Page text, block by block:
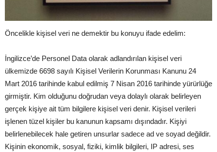
Öncelikle kişisel veri ne demektir bu konuyu ifade edelim:
İngilizce’de Personel Data olarak adlandırılan kişisel veri
ülkemizde 6698 sayılı Kişisel Verilerin Korunması Kanunu 24
Mart 2016 tarihinde kabul edilmiş 7 Nisan 2016 tarihinde yürürlüğe
girmiştir. Kim olduğunu doğrudan veya dolaylı olarak belirleyen
gerçek kişiye ait tüm bilgilere kişisel veri denir. Kişisel verileri
işlenen tüzel kişiler bu kanunun kapsamı dışındadır. Kişiyi
belirlenebilecek hale getiren unsurlar sadece ad ve soyad değildir.
Kişinin ekonomik, sosyal, fiziki, kimlik bilgileri, IP adresi, ses